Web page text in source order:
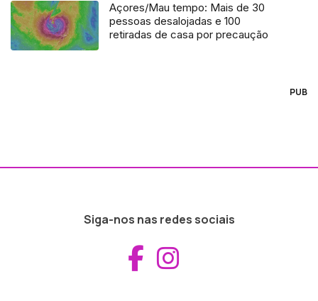
Açores/Mau tempo: Mais de 30
pessoas desalojadas e 100
retiradas de casa por precaução
PUB
Siga-nos nas redes sociais
Aceder ao